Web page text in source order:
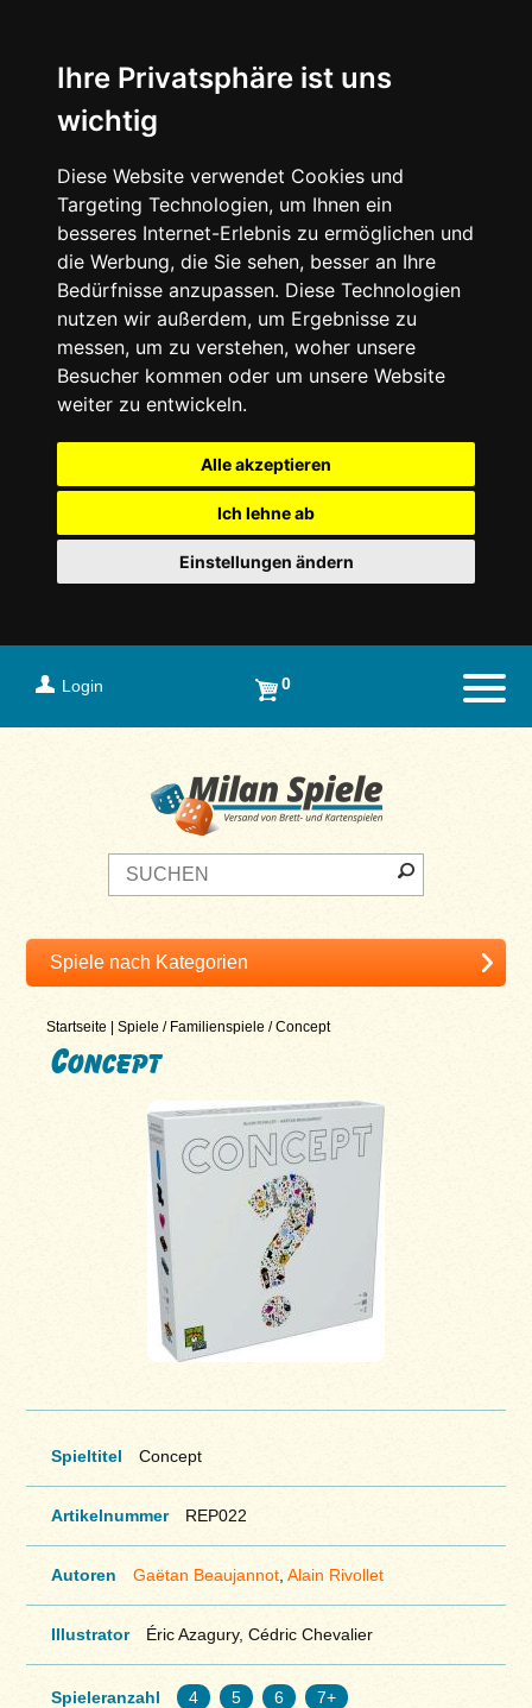
Ihre Privatsphäre ist uns
wichtig
Diese Website verwendet Cookies und
Targeting Technologien, um Ihnen ein
besseres Internet-Erlebnis zu ermöglichen und
die Werbung, die Sie sehen, besser an Ihre
Bedürfnisse anzupassen. Diese Technologien
nutzen wir außerdem, um Ergebnisse zu
messen, um zu verstehen, woher unsere
Besucher kommen oder um unsere Website
weiter zu entwickeln.
Alle akzeptieren
Ich lehne ab
Einstellungen ändern
Login 0
Startseite |Spiele / Familienspiele /Concept
Concept
Spieltitel Concept
Artikelnummer REP022
Autoren Gaëtan Beaujannot, Alain Rivollet
Illustrator Éric Azagury, Cédric Chevalier
Spieleranzahl 4 5 6 7+